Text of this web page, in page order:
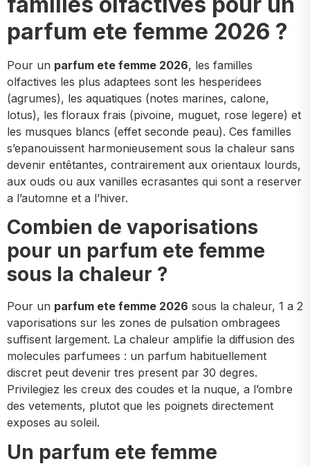
parfum ete femme 2026 ?
Pour un parfum ete femme 2026, les familles
olfactives les plus adaptees sont les hesperidees
(agrumes), les aquatiques (notes marines, calone,
lotus), les floraux frais (pivoine, muguet, rose legere) et
les musques blancs (effet seconde peau). Ces familles
s’epanouissent harmonieusement sous la chaleur sans
devenir entêtantes, contrairement aux orientaux lourds,
aux ouds ou aux vanilles ecrasantes qui sont a reserver
a l’automne et a l’hiver.
Combien de vaporisations
pour un parfum ete femme
sous la chaleur ?
Pour un parfum ete femme 2026 sous la chaleur, 1 a 2
vaporisations sur les zones de pulsation ombragees
suffisent largement. La chaleur amplifie la diffusion des
molecules parfumees : un parfum habituellement
discret peut devenir tres present par 30 degres.
Privilegiez les creux des coudes et la nuque, a l’ombre
des vetements, plutot que les poignets directement
exposes au soleil.
Un parfum ete femme